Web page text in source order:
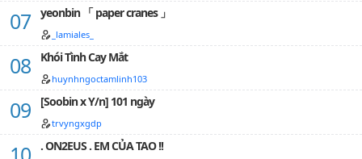
yeonbin 「 paper cranes 」
_lamiales_
Khói Tình Cay Mắt
huynhngoctamlinh103
[Soobin x Y/n] 101 ngày
trvyngxgdp
. ON2EUS . EM CỦA TAO !!